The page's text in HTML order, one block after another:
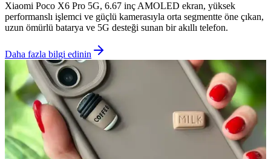
Xiaomi Poco X6 Pro 5G, 6.67 inç AMOLED ekran, yüksek
performanslı işlemci ve güçlü kamerasıyla orta segmentte öne çıkan,
uzun ömürlü batarya ve 5G desteği sunan bir akıllı telefon.
Daha fazla bilgi edinin